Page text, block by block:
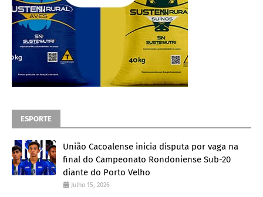
ESPORTE
União Cacoalense inicia disputa por vaga na
final do Campeonato Rondoniense Sub-20
diante do Porto Velho
Julho 15, 2026